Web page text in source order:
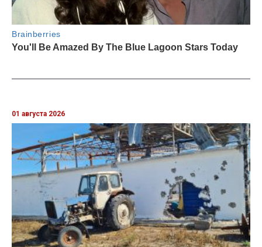
01 августа 2026